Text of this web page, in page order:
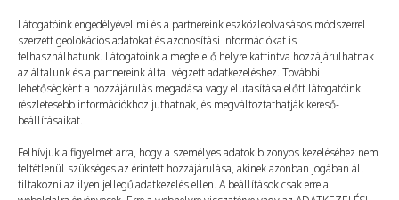
Látogatóink engedélyével mi és a partnereink eszközleolvasásos módszerrel
szerzett geolokációs adatokat és azonosítási információkat is
felhasználhatunk. Látogatóink a megfelelő helyre kattintva hozzájárulhatnak
az általunk és a partnereink által végzett adatkezeléshez. További
lehetőségként a hozzájárulás megadása vagy elutasítása előtt látogatóink
részletesebb információkhoz juthatnak, és megváltoztathatják kereső-
beállításaikat.
Felhívjuk a figyelmet arra, hogy a személyes adatok bizonyos kezeléséhez nem
feltétlenül szükséges az érintett hozzájárulása, akinek azonban jogában áll
tiltakozni az ilyen jellegű adatkezelés ellen. A beállítások csak erre a
Így lettem PT-s
2024. 02. 08. TÁBOROZÓ